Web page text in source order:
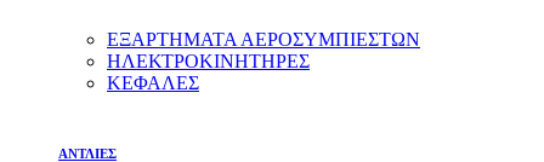
ΕΞΑΡΤΗΜΑΤΑ ΑΕΡΟΣΥΜΠΙΕΣΤΩΝ
ΗΛΕΚΤΡΟΚΙΝΗΤΗΡΕΣ
ΚΕΦΑΛΕΣ
ΑΝΤΛΙΕΣ